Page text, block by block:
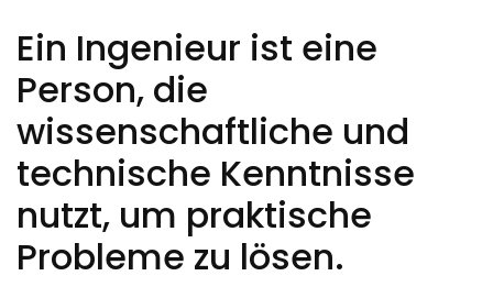
Ein Ingenieur ist eine
Person, die
wissenschaftliche und
technische Kenntnisse
nutzt, um praktische
Probleme zu lösen.